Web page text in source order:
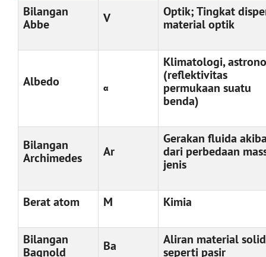
Bilangan
Abbe
V
Optik; Tingkat
material optik
Albedo α
Klimatologi,
(reflektivitas
permukaan suatu
benda)
Bilangan
Archimedes
Ar
Gerakan fluida
dari perbedaan
jenis
Berat atom M Kimia
Bilangan
Bagnold
Ba
Aliran material solid
seperti pasir